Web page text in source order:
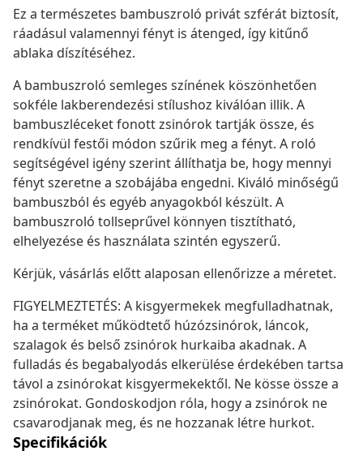
Ez a természetes bambuszroló privát szférát biztosít,
ráadásul valamennyi fényt is átenged, így kitűnő
ablaka díszítéséhez.
A bambuszroló semleges színének köszönhetően
sokféle lakberendezési stílushoz kiválóan illik. A
bambuszléceket fonott zsinórok tartják össze, és
rendkívül festői módon szűrik meg a fényt. A roló
segítségével igény szerint állíthatja be, hogy mennyi
fényt szeretne a szobájába engedni. Kiváló minőségű
bambuszból és egyéb anyagokból készült. A
bambuszroló tollseprűvel könnyen tisztítható,
elhelyezése és használata szintén egyszerű.
Kérjük, vásárlás előtt alaposan ellenőrizze a méretet.
FIGYELMEZTETÉS: A kisgyermekek megfulladhatnak,
ha a terméket működtető húzózsinórok, láncok,
szalagok és belső zsinórok hurkaiba akadnak. A
fulladás és begabalyodás elkerülése érdekében tartsa
távol a zsinórokat kisgyermekektől. Ne kösse össze a
zsinórokat. Gondoskodjon róla, hogy a zsinórok ne
csavarodjanak meg, és ne hozzanak létre hurkot.
Specifikációk